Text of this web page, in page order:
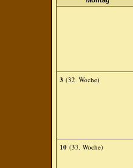
3 (32. Woche)
10 (33. Woche)